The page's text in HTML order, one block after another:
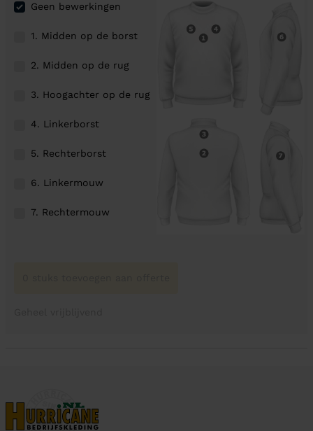
Geen bewerkingen
1. Midden op de borst
2. Midden op de rug
3. Hoogachter op de rug
4. Linkerborst
5. Rechterborst
6. Linkermouw
7. Rechtermouw